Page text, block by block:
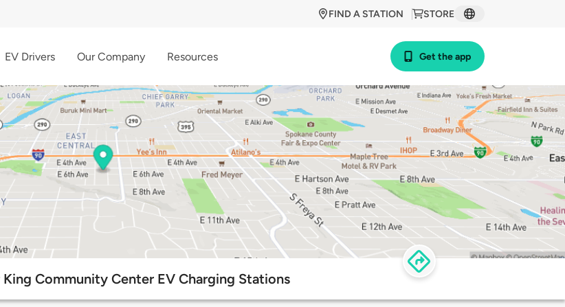
STORE
FIND A STATION
EV Drivers Our Company Resources Get the app
Community Center EV Charging Stations